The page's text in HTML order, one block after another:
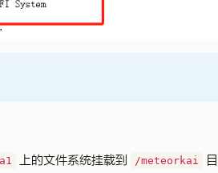
上的文件系统挂载到 /meteorkai